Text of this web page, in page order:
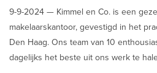
9-9-2024 — Kimmel en Co. is een
makelaarskantoor, gevestigd in het
Den Haag. Ons team van 10
dagelijks het beste uit ons werk te